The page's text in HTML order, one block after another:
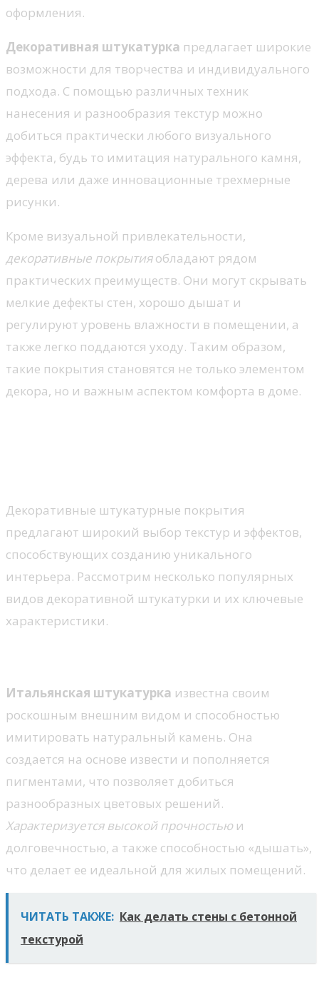
оформления.
Декоративная штукатурка предлагает широкие
возможности для творчества и индивидуального
подхода. С помощью различных техник
нанесения и разнообразия текстур можно
добиться практически любого визуального
эффекта, будь то имитация натурального камня,
дерева или даже инновационные трехмерные
рисунки.
Кроме визуальной привлекательности,
декоративные покрытияобладают рядом
практических преимуществ. Они могут скрывать
мелкие дефекты стен, хорошо дышат и
регулируют уровень влажности в помещении, а
также легко поддаются уходу. Таким образом,
такие покрытия становятся не только элементом
декора, но и важным аспектом комфорта в доме.
Декоративные штукатурные покрытия
предлагают широкий выбор текстур и эффектов,
способствующих созданию уникального
интерьера. Рассмотрим несколько популярных
видов декоративной штукатурки и их ключевые
характеристики.
Итальянская штукатурка известна своим
роскошным внешним видом и способностью
имитировать натуральный камень. Она
создается на основе извести и пополняется
пигментами, что позволяет добиться
разнообразных цветовых решений.
Характеризуется высокой прочностьюи
долговечностью, а также способностью «дышать»,
что делает ее идеальной для жилых помещений.
ЧИТАТЬ ТАКЖЕ: Как делать стены с бетонной
текстурой